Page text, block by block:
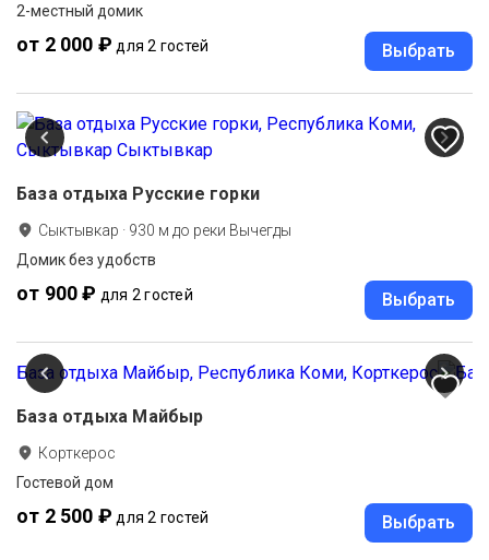
2-местный домик
от 2 000 ₽ для 2 гостей Выбрать
База отдыха Русские горки
Сыктывкар · 930 м до реки Вычегды
Домик без удобств
от 900 ₽ для 2 гостей Выбрать
База отдыха Майбыр
Корткерос
Гостевой дом
от 2 500 ₽ для 2 гостей Выбрать